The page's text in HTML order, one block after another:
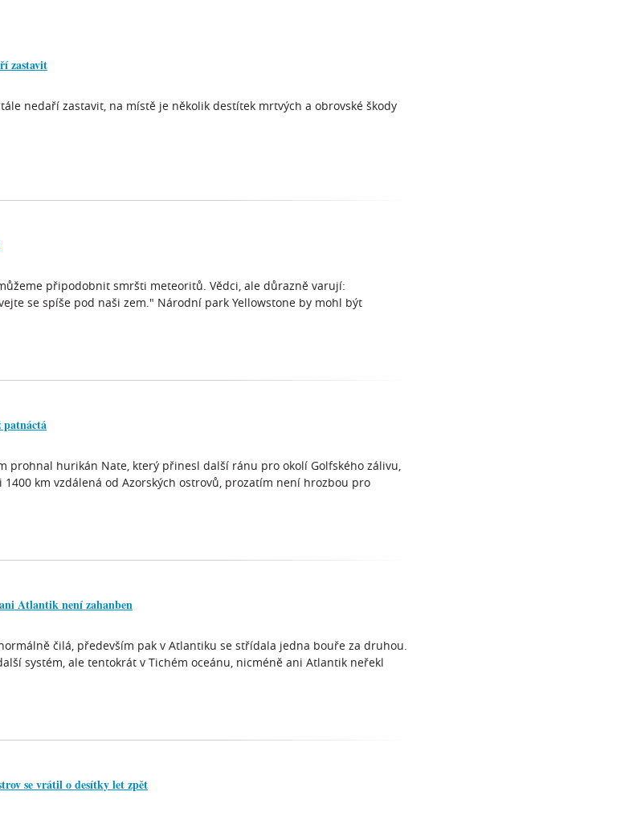
zastavit
nedaří zastavit, na místě je několik destítek mrtvých a obrovské škody
připodobnit smršti meteoritů. Vědci, ale důrazně varují:
se spíše pod naši zem." Národní park Yellowstone by mohl být
prohnal hurikán Nate, který přinesl další ránu pro okolí Golfského zálivu,
km vzdálená od Azorských ostrovů, prozatím není hrozbou pro
Atlantik není zahanben
čilá, především pak v Atlantiku se střídala jedna bouře za druhou.
systém, ale tentokrát v Tichém oceánu, nicméně ani Atlantik neřekl
se vrátil o desítky let zpět